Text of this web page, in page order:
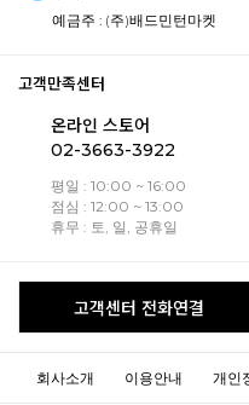
예금주 : (주)배드민턴마켓
고객만족센터
온라인 스토어
02-3663-3922
평일 : 10:00 ~ 16:00
점심 : 12:00 ~ 13:00
휴무 : 토, 일, 공휴일
고객센터 전화연결
회사소개 이용안내 개인